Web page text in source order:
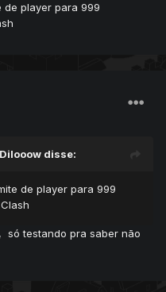
de player para 999
Dilooow disse:
de player para 999
só testando pra saber não